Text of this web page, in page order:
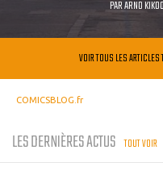
PARARNO KIKOO
VOIR TOUS LES ARTICLES
COMICSBLOG.fr
LES DERNIÈRES ACTUS TOUT VOIR